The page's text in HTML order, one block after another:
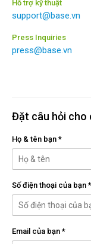
Hỗ trợ kỹ thuật
support@base.vn
Press Inquiries
press@base.vn
Đặt câu hỏi cho
Họ & tên bạn *
Số điện thoại của bạn *
Email của bạn *